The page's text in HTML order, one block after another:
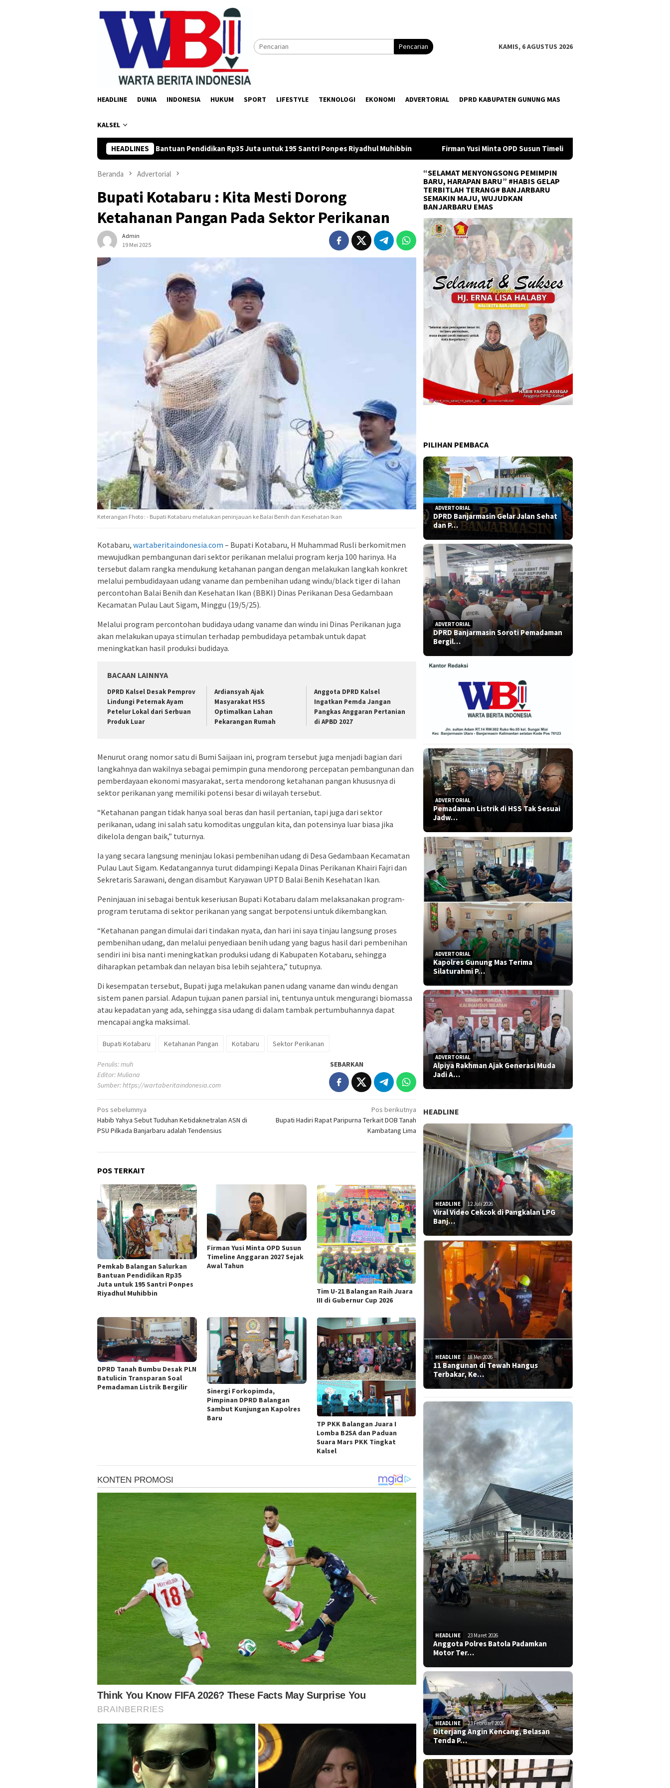
Pencarian KAMIS, 6 AGUSTUS 2026
HEADLINE DUNIA INDONESIA HUKUM SPORT LIFESTYLE TEKNOLOGI EKONOMI ADVERTORIAL DPRD KABUPATEN GUNUNG MAS
KALSEL
HEADLINES
Salurkan Bantuan Pendidikan Rp35 Juta untuk 195 Santri Ponpes Riyadhul Muhibbin Firman Yusi Minta OPD Susun Timeline Anggaran 2027 Sejak Awal Tahun
Beranda Advertorial
Bupati Kotabaru : Kita Mesti Dorong
Ketahanan Pangan Pada Sektor Perikanan
Admin
19 Mei 2025
Keterangan Fhoto : - Bupati Kotabaru melalukan peninjauan ke Balai Benih dan Kesehatan Ikan
Kotabaru, wartaberitaindonesia.com – Bupati Kotabaru, H Muhammad Rusli berkomitmen
mewujudkan pembangunan dari sektor perikanan melalui program kerja 100 harinya. Ha
tersebut dalam rangka mendukung ketahanan pangan dengan melakukan langkah konkret
melalui pembudidayaan udang vaname dan pembenihan udang windu/black tiger di lahan
percontohan Balai Benih dan Kesehatan Ikan (BBKI) Dinas Perikanan Desa Gedambaan
Kecamatan Pulau Laut Sigam, Minggu (19/5/25).
Melalui program percontohan budidaya udang vaname dan windu ini Dinas Perikanan juga
akan melakukan upaya stimulan terhadap pembudidaya petambak untuk dapat
meningkatkan hasil produksi budidaya.
BACAAN LAINNYA
DPRD Kalsel Desak Pemprov
Lindungi Peternak Ayam
Petelur Lokal dari Serbuan
Produk Luar
Ardiansyah Ajak
Masyarakat HSS
Optimalkan Lahan
Pekarangan Rumah
Anggota DPRD Kalsel
Ingatkan Pemda Jangan
Pangkas Anggaran Pertanian
di APBD 2027
Menurut orang nomor satu di Bumi Saijaan ini, program tersebut juga menjadi bagian dari
langkahnya dan wakilnya sebagai pemimpin guna mendorong percepatan pembangunan dan
pemberdayaan ekonomi masyarakat, serta mendorong ketahanan pangan khususnya di
sektor perikanan yang memiliki potensi besar di wilayah tersebut.
“Ketahanan pangan tidak hanya soal beras dan hasil pertanian, tapi juga dari sektor
perikanan, udang ini salah satu komoditas unggulan kita, dan potensinya luar biasa jika
dikelola dengan baik,” tuturnya.
Ia yang secara langsung meninjau lokasi pembenihan udang di Desa Gedambaan Kecamatan
Pulau Laut Sigam. Kedatangannya turut didampingi Kepala Dinas Perikanan Khairi Fajri dan
Sekretaris Sarawani, dengan disambut Karyawan UPTD Balai Benih Kesehatan Ikan.
Peninjauan ini sebagai bentuk keseriusan Bupati Kotabaru dalam melaksanakan program-
program terutama di sektor perikanan yang sangat berpotensi untuk dikembangkan.
“Ketahanan pangan dimulai dari tindakan nyata, dan hari ini saya tinjau langsung proses
pembenihan udang, dan melalui penyediaan benih udang yang bagus hasil dari pembenihan
sendiri ini bisa nanti meningkatkan produksi udang di Kabupaten Kotabaru, sehingga
diharapkan petambak dan nelayan bisa lebih sejahtera,” tutupnya.
Di kesempatan tersebut, Bupati juga melakukan panen udang vaname dan windu dengan
sistem panen parsial. Adapun tujuan panen parsial ini, tentunya untuk mengurangi biomassa
atau kepadatan yang ada, sehingga sisa udang di dalam tambak pertumbuhannya dapat
mencapai angka maksimal.
Bupati Kotabaru Ketahanan Pangan Kotabaru Sektor Perikanan
Penulis: muh
Editor: Muliana
Sumber:https://wartaberitaindonesia.com
SEBARKAN
Navigasi
pos
Pos sebelumnya
Habib Yahya Sebut Tuduhan Ketidaknetralan ASN di
PSU Pilkada Banjarbaru adalah Tendensius
Pos berikutnya
Bupati Hadiri Rapat Paripurna Terkait DOB Tanah
Kambatang Lima
POS TERKAIT
Pemkab Balangan Salurkan
Bantuan Pendidikan Rp35
Juta untuk 195 Santri Ponpes
Riyadhul Muhibbin
Firman Yusi Minta OPD Susun
Timeline Anggaran 2027 Sejak
Awal Tahun
Tim U-21 Balangan Raih Juara
III di Gubernur Cup 2026
DPRD Tanah Bumbu Desak PLN
Batulicin Transparan Soal
Pemadaman Listrik Bergilir
Sinergi Forkopimda,
Pimpinan DPRD Balangan
Sambut Kunjungan Kapolres
Baru
TP PKK Balangan Juara I
Lomba B2SA dan Paduan
Suara Mars PKK Tingkat
Kalsel
“SELAMAT MENYONGSONG PEMIMPIN
BARU, HARAPAN BARU” #HABIS GELAP
TERBITLAH TERANG# BANJARBARU
SEMAKIN MAJU, WUJUDKAN
BANJARBARU EMAS
PILIHAN PEMBACA
ADVERTORIAL
DPRD Banjarmasin Gelar Jalan Sehat
dan P…
ADVERTORIAL
DPRD Banjarmasin Soroti Pemadaman
Bergil…
ADVERTORIAL
Pemadaman Listrik di HSS Tak Sesuai
Jadw…
ADVERTORIAL
Kapolres Gunung Mas Terima
Silaturahmi P…
ADVERTORIAL
Alpiya Rakhman Ajak Generasi Muda
Jadi A…
HEADLINE
HEADLINE 12 Juli 2026
Viral Video Cekcok di Pangkalan LPG
Banj…
HEADLINE 18 Mei 2026
11 Bangunan di Tewah Hangus
Terbakar, Ke…
HEADLINE 23 Maret 2026
Anggota Polres Batola Padamkan
Motor Ter…
HEADLINE 23 Februari 2026
Diterjang Angin Kencang, Belasan
Tenda P…